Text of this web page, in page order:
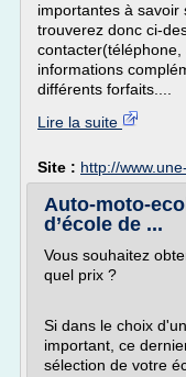
importantes à savoir
trouverez donc ci-
informations
différents forfaits....
Lire la suite
Site : http://
Auto-moto-
d’école de ...
Vous souhaitez
quel prix ?
Si dans le choix
important, ce
sélection de votre